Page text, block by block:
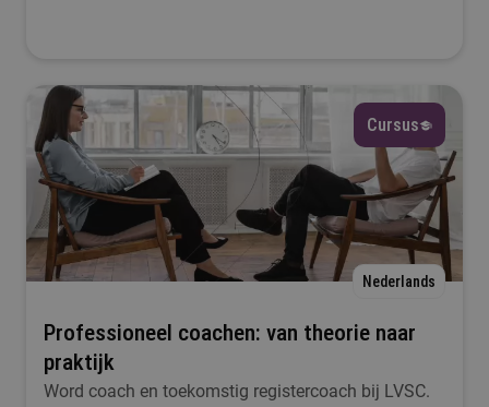
Cursus
Nederlands
Professioneel coachen: van theorie naar
praktijk
Word coach en toekomstig registercoach bij LVSC.